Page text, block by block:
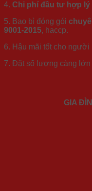
4. Chi phí đầu tư hợp lý
5. Bao bì đóng gói
9001-2015, haccp.
6. Hậu mãi tốt cho người
7. Đặt số lượng càng
GIA